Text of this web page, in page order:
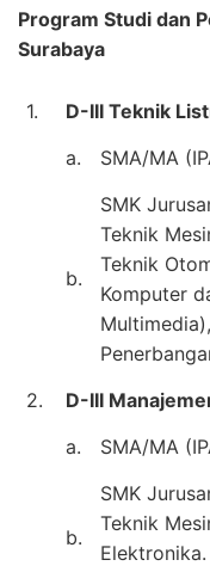
Program Studi dan
Surabaya
1.
D-III Teknik
a.
SMA/MA
b.
SMK
Teknik
Teknik
Komputer
2.
D-III
a.
SMA/MA
b.
SMK
Teknik